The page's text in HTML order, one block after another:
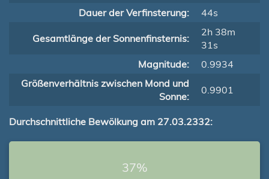
Dauer der Verfinsterung:
44s
Gesamtlänge der Sonnenfinsternis:
2h 38m
31s
Magnitude:
0.9934
Größenverhältnis zwischen Mond und
Sonne:
0.9901
Durchschnittliche Bewölkung am 27.03.2332:
37%